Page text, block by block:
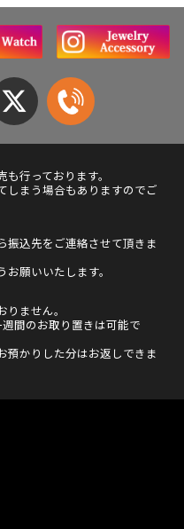
行っております。
しまう場合もありますのでご
振込先をご連絡させて頂きま
願いいたします。
ません。
間のお取り置きは可能で
預かりした分はお返しできま